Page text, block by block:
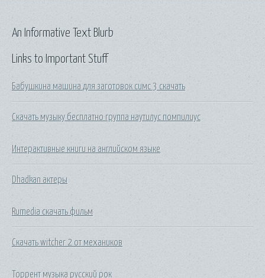
Links to Important Stuff
Бабушкина машина для заготовок симс 3 скачать
Скачать музыку бесплатно группа наутилус помпилиус
Интерактивные книги на английском языке
Dhadkan актеры
Rumedia скачать фильм
Скачать witcher 2 от механиков
Торрент музыка русский рок
An Informative Text Blurb